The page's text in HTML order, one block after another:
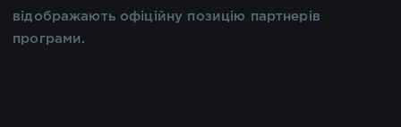
відображають офіційну позицію партнерів
програми.